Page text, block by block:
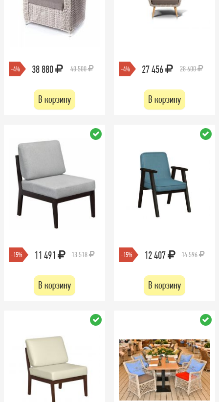
-4% 38 880 40 500
В корзину
-4% 27 456 28 600
В корзину
-15% 11 491 13 518
В корзину
-15% 12 407 14 596
В корзину